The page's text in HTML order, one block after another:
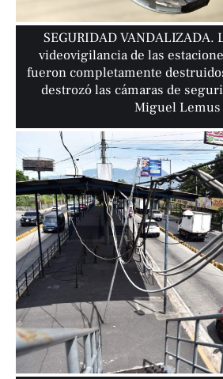
SEGURIDAD VANDALIZADA.
videovigilancia de las
fueron completamente
destrozó las cámaras de
Miguel Lemus